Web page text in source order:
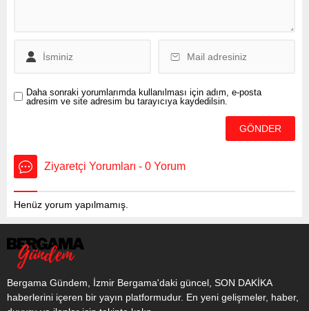
Daha sonraki yorumlarımda kullanılması için adım, e-posta
adresim ve site adresim bu tarayıcıya kaydedilsin.
Ziyaretçi Yorumları - 0 Yorum
Henüz yorum yapılmamış.
Bergama Gündem, İzmir Bergama'daki güncel, SON DAKİKA
haberlerini içeren bir yayın platformudur. En yeni gelişmeler, haber,